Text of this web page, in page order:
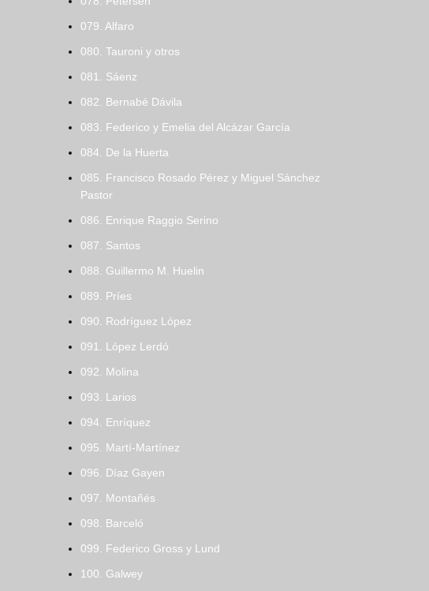
079. Alfaro
080. Tauroni y otros
081. Sáenz
082. Bernabé Dávila
083. Federico y Emelia del Alcázar García
084. De la Huerta
085. Francisco Rosado Pérez y Miguel Sánchez
Pastor
086. Enrique Raggio Serino
087. Santos
088. Guillermo M. Huelin
089. Príes
090. Rodríguez López
091. López Lerdó
092. Molina
093. Larios
094. Enríquez
095. Martí-Martínez
096. Díaz Gayen
097. Montañés
098. Barceló
099. Federico Gross y Lund
100. Galwey